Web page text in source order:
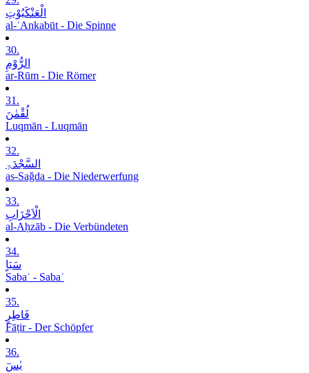
الْعَنْکَبُوْتِ
al-ʿAnkabūt - Die Spinne
30.
الرُّوْمِ
ar-Rūm - Die Römer
31.
لُقْمٰنَ
Luqmān - Luqmān
32.
السَّجْدَۃِ
as-Saǧda - Die Niederwerfung
33.
الْاَحْزَابِ
al-Aḥzāb - Die Verbündeten
34.
سَبَاٍ
Sabaʾ - Sabaʾ
35.
فَاطِرٍ
Fāṭir - Der Schöpfer
36.
یٰسٓ